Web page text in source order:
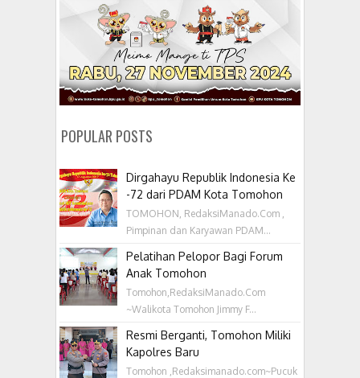
POPULAR POSTS
Dirgahayu Republik Indonesia Ke
-72 dari PDAM Kota Tomohon
TOMOHON, RedaksiManado.Com ,
Pimpinan dan Karyawan PDAM...
Pelatihan Pelopor Bagi Forum
Anak Tomohon
Tomohon,RedaksiManado.Com
~Walikota Tomohon Jimmy F...
Resmi Berganti, Tomohon Miliki
Kapolres Baru
Tomohon ,Redaksimanado.com~Pucuk